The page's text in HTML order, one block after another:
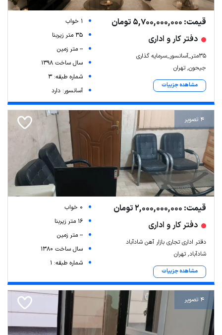
قیمت: 5,700,000,000 تومان
دفتر کار و اداری
۳۵متر_آسانسور_سرمایه گذاری
جیحون, تهران
مشاهده جزییات
1 خواب
35 متر زیربنا
-- متر زمین
سال ساخت 1398
شماره طبقه: 3
آسانسور: دارد
4 تصویر
قیمت: 2,000,000,000 تومان
دفتر کار و اداری
دقتر اداری تجاری بازار آهن شادآباد
شادآباد, تهران
مشاهده جزییات
0 خواب
16 متر زیربنا
-- متر زمین
سال ساخت 1380
شماره طبقه: 1
4 تصویر